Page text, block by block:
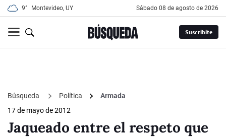
9° Montevideo, UY sábado 08 de agosto de 2026
Suscribite
Búsqueda Política
Armada
17 de mayo de 2012
Jaqueado entre el respeto que